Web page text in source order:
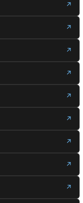
↗
↗
↗
↗
↗
↗
↗
↗
↗